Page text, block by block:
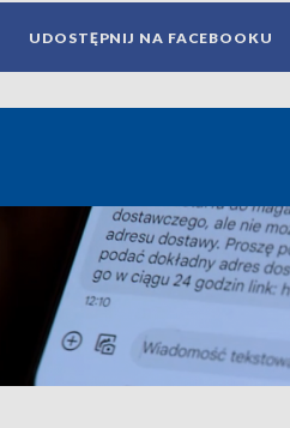
UDOSTĘPNIJ NA FACEBOOKU